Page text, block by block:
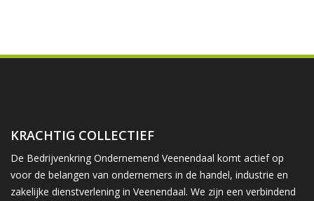
KRACHTIG COLLECTIEF
De Bedrijvenkring Ondernemend Veenendaal komt actief op
voor de belangen van ondernemers in de handel, industrie en
zakelijke dienstverlening in Veenendaal. We zijn een verbindend